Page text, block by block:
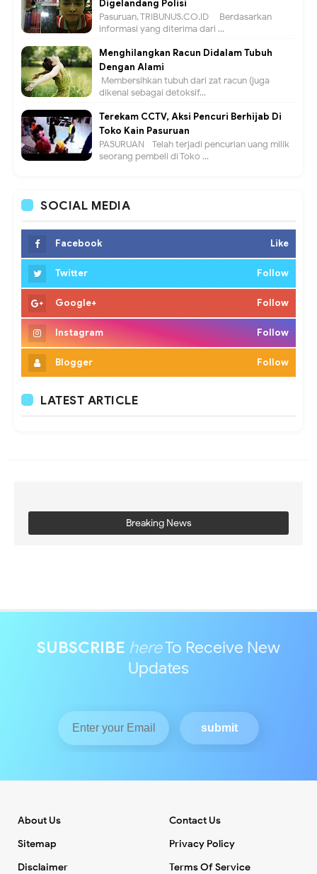
Digelandang Polisi
Pasuruan, TRIBUNUS.CO.ID - Berdasarkan
informasi yang diterima dari ...
Menghilangkan Racun Didalam Tubuh
Dengan Alami
Membersihkan tubuh dari zat racun (juga
dikenal sebagai detoksif...
Terekam CCTV, Aksi Pencuri Berhijab Di
Toko Kain Pasuruan
PASURUAN - Telah terjadi pencurian uang milik
seorang pembeli di Toko ...
SOCIAL MEDIA
Facebook Like
Twitter Follow
Google+ Follow
Instagram Follow
Blogger Follow
LATEST ARTICLE
Breaking News
SUBSCRIBE hereTo Receive New
Updates
About Us
Contact Us
Sitemap
Privacy Policy
Disclaimer
Terms Of Service